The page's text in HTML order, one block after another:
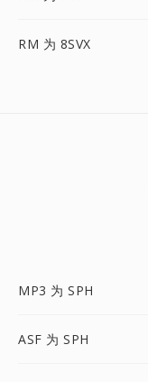
RM 为 8SVX
MP3 为 SPH
ASF 为 SPH